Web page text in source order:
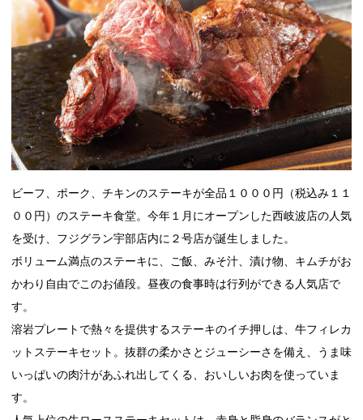
ビーフ、ポーク、チキンのステーキが全品１０００円（税込み１１
００円）のステーキ食堂。今年１月にオープンした西岐波店の人気
を受け、フジグラン宇部店内に２号店が誕生しました。
ボリューム満点のステーキに、ご飯、みそ汁、漬け物、キムチがお
かわり自由でこのお値段。昼夜の食事時は行列ができる人気店で
す。
溶岩プレートで熱々を提供するステーキのイチ押しは、牛フィレカ
ットステーキセット。抜群の柔かさとジューシーさを備え、うま味
いっぱいの肉汁があふれ出してくる、おいしいお肉を使っていま
す。